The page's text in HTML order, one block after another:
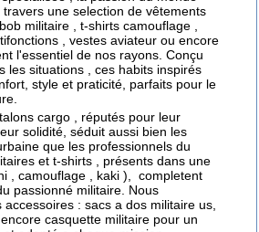
une selection de vêtements
bob militaire ,t-shirts camouflage
, vestes aviateur ou encore
l'essentiel de nos rayons. Conçu
les situations , ces habits inspirés
style et praticité, parfaits pour le
cargo
, réputés pour leur
solidité, séduit aussi bien les
que les professionnels du
et t-shirts , présents dans une
, camouflage , kaki ), completent
passionné militaire. Nous
accessoires :sacs a dos militaire us,
encorecasquette militaire pour un